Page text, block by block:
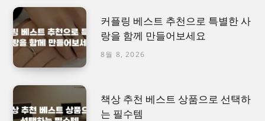
커플링 베스트 추천으로 특별한 사
랑을 함께 만들어보세요
8월 8, 2026
책상 추천 베스트 상품으로 선택하
는 필수템